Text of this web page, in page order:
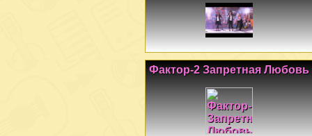
Фактор-2 Запретная Любовь